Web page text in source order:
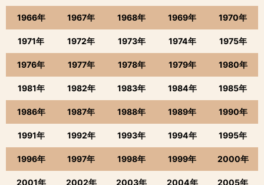
1966年 1967年 1968年 1969年 1970年
1971年 1972年 1973年 1974年 1975年
1976年 1977年 1978年 1979年 1980年
1981年 1982年 1983年 1984年 1985年
1986年 1987年 1988年 1989年 1990年
1991年 1992年 1993年 1994年 1995年
1996年 1997年 1998年 1999年 2000年
2001年 2002年 2003年 2004年 2005年